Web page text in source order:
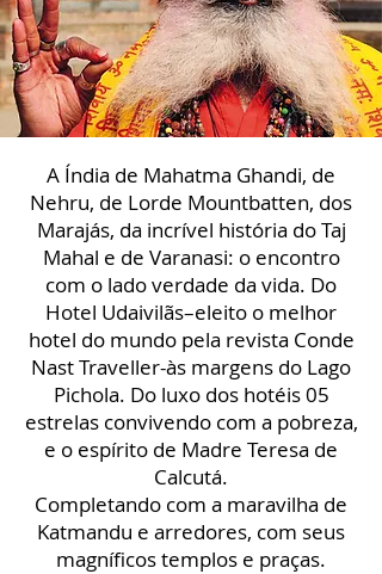
A Índia de Mahatma Ghandi, de
Nehru, de Lorde Mountbatten, dos
Marajás, da incrível história do Taj
Mahal e de Varanasi: o encontro
com o lado verdade da vida. Do
Hotel Udaivilãs–eleito o melhor
hotel do mundo pela revista Conde
Nast Traveller-às margens do Lago
Pichola. Do luxo dos hotéis 05
estrelas convivendo com a pobreza,
e o espírito de Madre Teresa de
Calcutá.
Completando com a maravilha de
Katmandu e arredores, com seus
magníficos templos e praças.